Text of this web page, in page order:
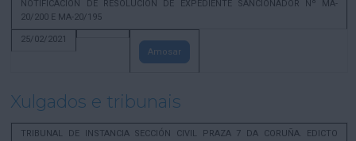
NOTIFICACION DE RESOLUCION DE EXPEDIENTE SANCIONADOR Nº MA-
20/200 E MA-20/195
25/02/2021
Amosar
Xulgados e tribunais
TRIBUNAL DE INSTANCIA SECCIÓN CIVIL PRAZA 7 DA CORUÑA. EDICTO